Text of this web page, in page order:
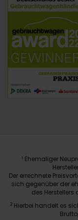
1 Ehemaliger
Der errechnete
sich gegenüber der
des Herstellers
2 Hierbei handelt es